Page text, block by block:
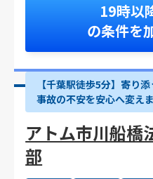
19時以
の条件を
【千葉駅徒歩5分】寄り
事故の不安を安心へ変え
アトム市川船橋
部